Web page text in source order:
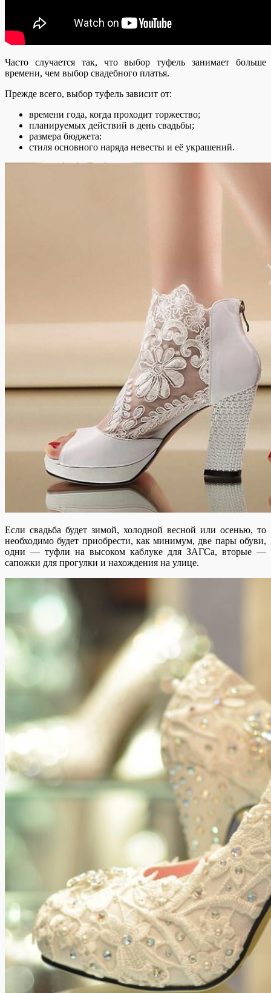
Часто случается так, что выбор туфель занимает больше
времени, чем выбор свадебного платья.
Прежде всего, выбор туфель зависит от:
времени года, когда проходит торжество;
планируемых действий в день свадьбы;
размера бюджета:
стиля основного наряда невесты и её украшений.
Если свадьба будет зимой, холодной весной или осенью, то
необходимо будет приобрести, как минимум, две пары обуви,
одни — туфли на высоком каблуке для ЗАГСа, вторые —
сапожки для прогулки и нахождения на улице.